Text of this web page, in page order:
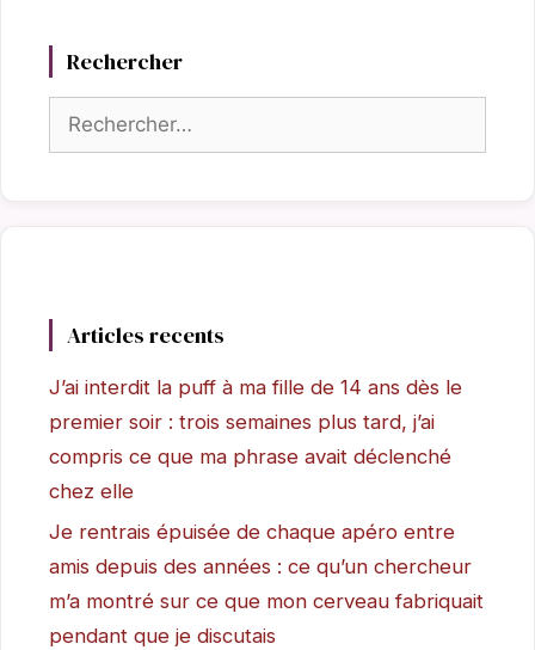
Rechercher
Rechercher :
Articles recents
J’ai interdit la puff à ma fille de 14 ans dès le
premier soir : trois semaines plus tard, j’ai
compris ce que ma phrase avait déclenché
chez elle
Je rentrais épuisée de chaque apéro entre
amis depuis des années : ce qu’un chercheur
m’a montré sur ce que mon cerveau fabriquait
pendant que je discutais